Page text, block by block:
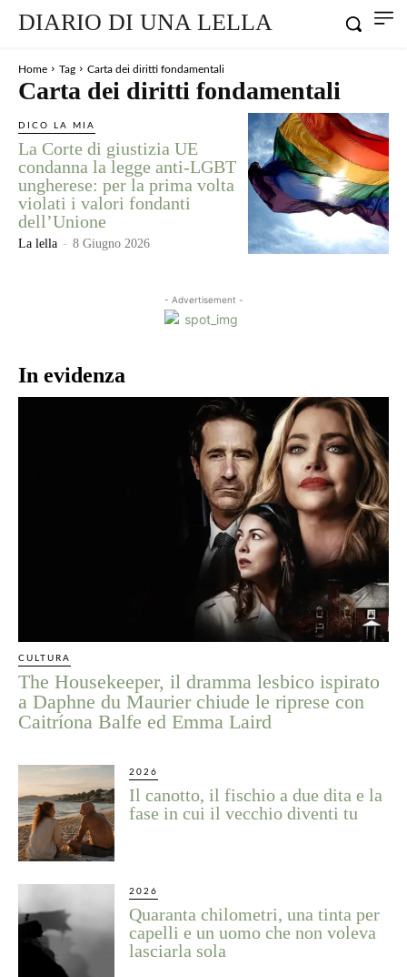
DIARIO DI UNA LELLA
Home Tag Carta dei diritti fondamentali
Carta dei diritti fondamentali
DICO LA MIA
La Corte di giustizia UE
condanna la legge anti-LGBT
ungherese: per la prima volta
violati i valori fondanti
dell’Unione
La lella - 8 Giugno 2026
- Advertisement -
In evidenza
CULTURA
The Housekeeper, il dramma lesbico ispirato
a Daphne du Maurier chiude le riprese con
Caitríona Balfe ed Emma Laird
2026
Il canotto, il fischio a due dita e la
fase in cui il vecchio diventi tu
2026
Quaranta chilometri, una tinta per
capelli e un uomo che non voleva
lasciarla sola